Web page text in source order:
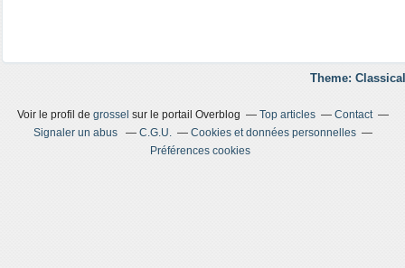
Theme:
Voir le profil de grossel sur le portail Overblog Top articles
Contact
Signaler un abus
C.G.U.
Cookies et données personnelles
Préférences cookies